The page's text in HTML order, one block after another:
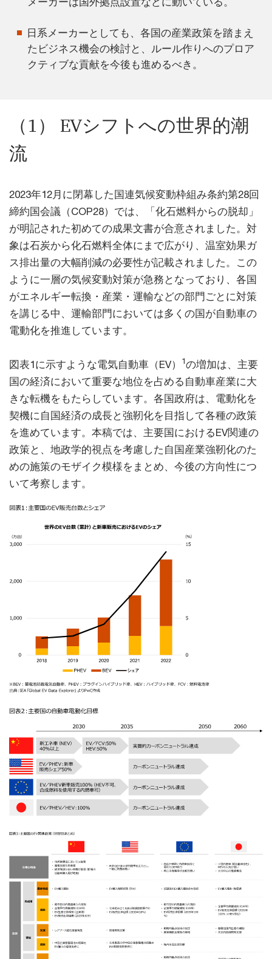
日系メーカーとしても、各国の産業政策を踏まえ
たビジネス機会の検討と、ルール作りへのプロア
クティブな貢献を今後も進めるべき。
（1） EVシフトへの世界的潮
流
2023年12月に閉幕した国連気候変動枠組み条約第28回
締約国会議（COP28）では、「化石燃料からの脱却」
が明記された初めての成果文書が合意されました。対
象は石炭から化石燃料全体にまで広がり、温室効果ガ
ス排出量の大幅削減の必要性が記載されました。この
ように一層の気候変動対策が急務となっており、各国
がエネルギー転換・産業・運輸などの部門ごとに対策
を講じる中、運輸部門においては多くの国が自動車の
電動化を推進しています。
図表1に示すような電気自動車（EV） 1の増加は、主要
国の経済において重要な地位を占める自動車産業に大
きな転機をもたらしています。各国政府は、電動化を
契機に自国経済の成長と強靭化を目指して各種の政策
を進めています。本稿では、主要国におけるEV関連の
政策と、地政学的視点を考慮した自国産業強靭化のた
めの施策のモザイク模様をまとめ、今後の方向性につ
いて考察します。